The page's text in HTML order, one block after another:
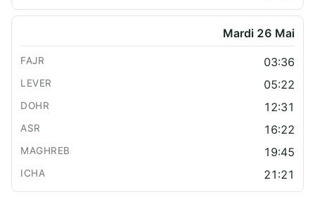
Mardi 26 Mai
03:36
05:22
12:31
16:22
19:45
21:21